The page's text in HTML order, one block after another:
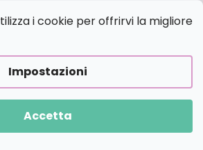
i cookie per offrirvi la migliore
Impostazioni
Accetta
Shoptet Premium|UpraviloFV STUDIO
Dipingilo.it . Tutti i diritti riservati.